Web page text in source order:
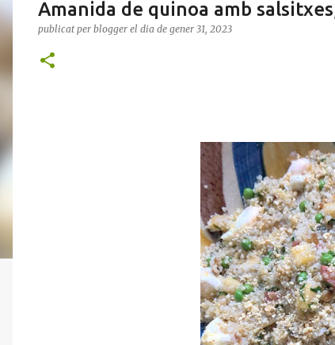
Amanida de quinoa amb
publicat per blogger el dia de gener 31, 2023